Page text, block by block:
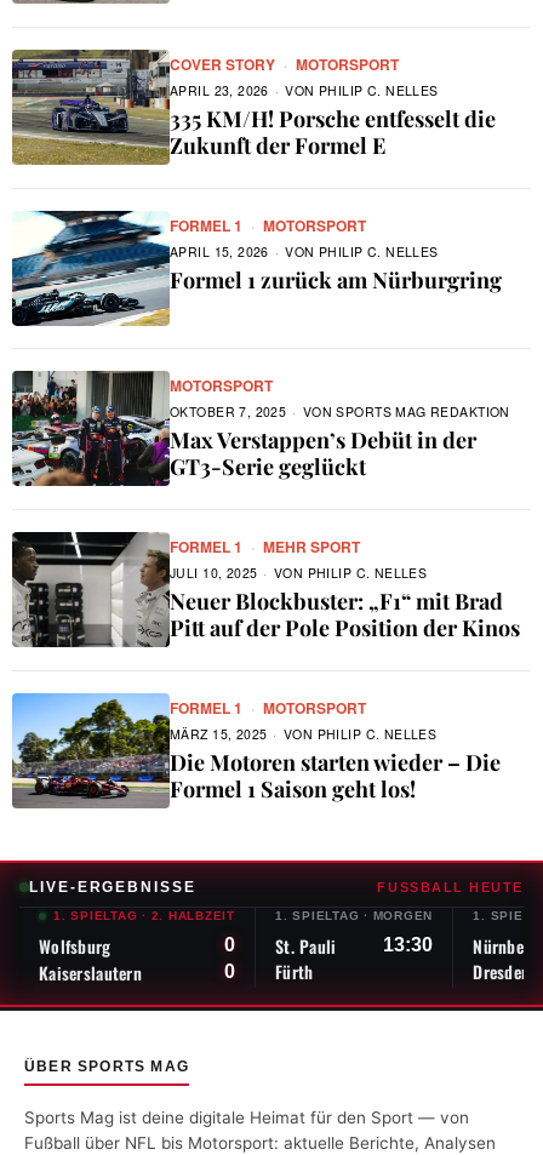
COVER STORY · MOTORSPORT
335 KM/H! Porsche entfesselt die
Zukunft der Formel E
APRIL 23, 2026 VON PHILIP C. NELLES
FORMEL 1 · MOTORSPORT
Formel 1 zurück am Nürburgring
APRIL 15, 2026 VON PHILIP C. NELLES
MOTORSPORT
Max Verstappen’s Debüt in der
GT3-Serie geglückt
OKTOBER 7, 2025 VONSPORTS MAG REDAKTION
FORMEL 1 · MEHR SPORT
Neuer Blockbuster: „F1“ mit Brad
Pitt auf der Pole Position der Kinos
JULI 10, 2025 VON PHILIP C. NELLES
FORMEL 1 · MOTORSPORT
Die Motoren starten wieder – Die
Formel 1 Saison geht los!
MÄRZ 15, 2025 VON PHILIP C. NELLES
LIVE-ERGEBNISSE FUSSBALL HEUTE
1. SPIELTAG · 2. HALBZEIT
Wolfsburg 0
Kaiserslautern 0
1. SPIELTAG · MORGEN
St. Pauli 13:30
Fürth
1.
Nürnberg
Dresden
ÜBER SPORTS MAG
Sports Mag ist deine digitale Heimat für den Sport — von
Fußball über NFL bis Motorsport: aktuelle Berichte, Analysen